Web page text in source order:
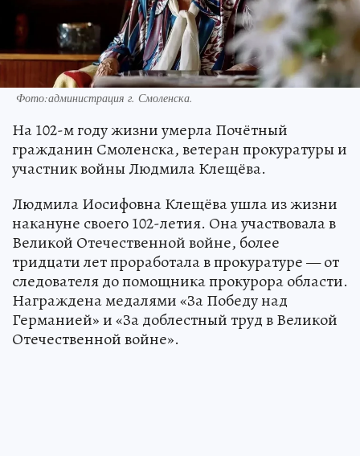
Фото:администрация г. Смоленска.
На 102-м году жизни умерла Почётный
гражданин Смоленска, ветеран прокуратуры и
участник войны Людмила Клещёва.
Людмила Иосифовна Клещёва ушла из жизни
накануне своего 102-летия. Она участвовала в
Великой Отечественной войне, более
тридцати лет проработала в прокуратуре — от
следователя до помощника прокурора области.
Награждена медалями «За Победу над
Германией» и «За доблестный труд в Великой
Отечественной войне».